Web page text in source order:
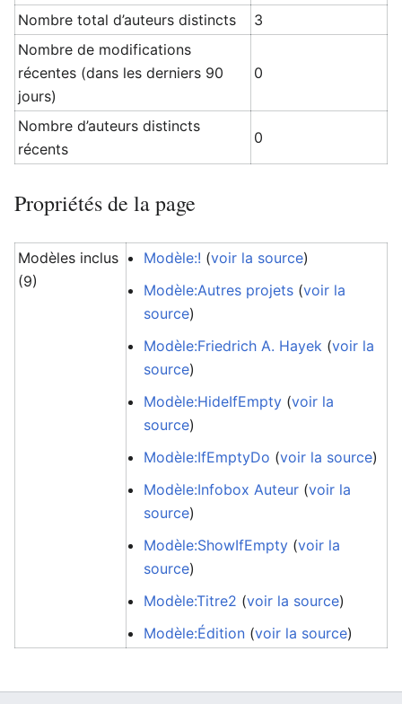
Nombre total d’auteurs distincts
3
Nombre de modifications
récentes (dans les derniers 90
jours)
0
Nombre d’auteurs distincts
récents
0
Propriétés de la page
Modèles inclus
(9)
Modèle:! (voir la source)
Modèle:Autres projets (voir la
source)
Modèle:Friedrich A. Hayek (voir la
source)
Modèle:HideIfEmpty (voir la
source)
Modèle:IfEmptyDo (voir la source)
Modèle:Infobox Auteur (voir la
source)
Modèle:ShowIfEmpty (voir la
source)
Modèle:Titre2 (voir la source)
Modèle:Édition (voir la source)